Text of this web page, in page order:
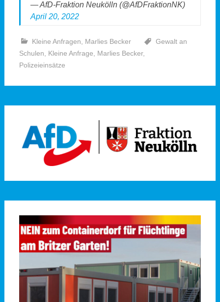
— AfD-Fraktion Neukölln (@AfDFraktionNK)
April 20, 2022
Kleine Anfragen Marlies Becker
Gewalt an
Schulen
Kleine Anfrage Marlies Becker,
Polizeieinsätze